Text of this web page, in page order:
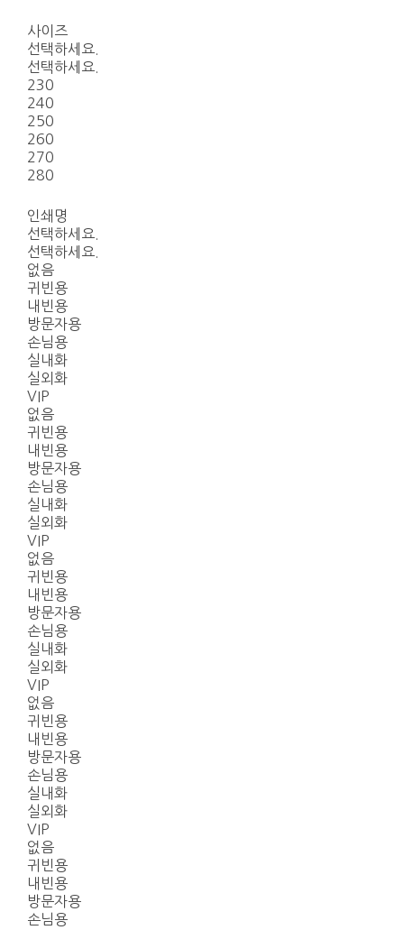
사이즈
선택하세요.
선택하세요.
230
240
250
260
270
280
인쇄명
선택하세요.
선택하세요.
없음
귀빈용
내빈용
방문자용
손님용
실내화
실외화
VIP
없음
귀빈용
내빈용
방문자용
손님용
실내화
실외화
VIP
없음
귀빈용
내빈용
방문자용
손님용
실내화
실외화
VIP
없음
귀빈용
내빈용
방문자용
손님용
실내화
실외화
VIP
없음
귀빈용
내빈용
방문자용
손님용